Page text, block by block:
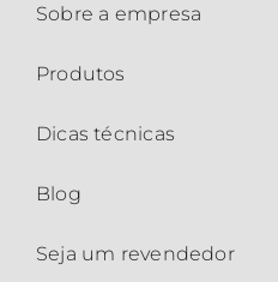
Sobre a empresa
Produtos
Dicas técnicas
Blog
Seja um revendedor